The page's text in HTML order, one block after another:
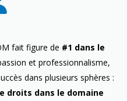
fait figure de #1 dans le
et professionnalisme,
dans plusieurs sphères :
droits dans le domaine